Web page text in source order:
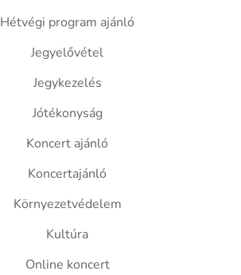
Hétvégi program ajánló
Jegyelővétel
Jegykezelés
Jótékonyság
Koncert ajánló
Koncertajánló
Környezetvédelem
Kultúra
Online koncert